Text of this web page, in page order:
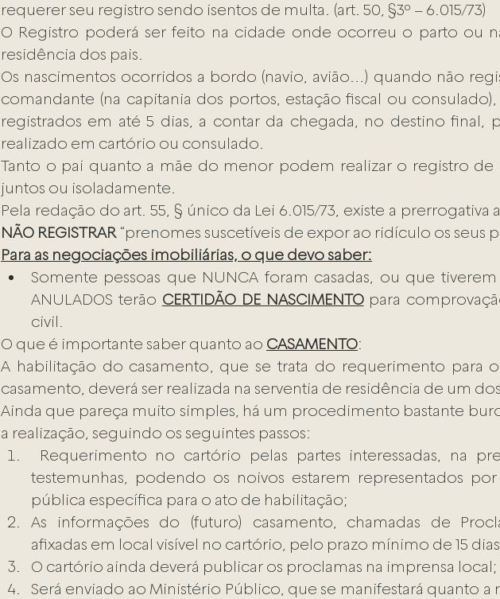
requerer seu registro sendo isentos de multa. (art. 50, §3º – 6.015/73)
O Registro poderá ser feito na cidade onde ocorreu o parto ou
residência dos pais.
Os nascimentos ocorridos a bordo (navio, avião…) quando não
comandante (na capitania dos portos, estação fiscal ou
registrados em até 5 dias, a contar da chegada, no destino final,
realizado em cartório ou consulado.
Tanto o pai quanto a mãe do menor podem realizar o registro de
juntos ou isoladamente.
NÃO REGISTRAR “prenomes suscetíveis de expor ao ridículo os seus
Para as negociações imobiliárias, o que devo saber:
Somente pessoas que NUNCA foram casadas, ou que tiverem
ANULADOS terão CERTIDÃO DE NASCIMENTO para
civil.
O que é importante saber quanto ao CASAMENTO:
A habilitação do casamento, que se trata do requerimento para
casamento, deverá ser realizada na serventia de residência de um
Ainda que pareça muito simples, há um procedimento bastante
a realização, seguindo os seguintes passos:
testemunhas, podendo os noivos estarem representados
pública específica para o ato de habilitação;
As informações do (futuro) casamento, chamadas de
afixadas em local visível no cartório, pelo prazo mínimo de 15
O cartório ainda deverá publicar os proclamas na imprensa local;
Será enviado ao Ministério Público, que se manifestará quanto a